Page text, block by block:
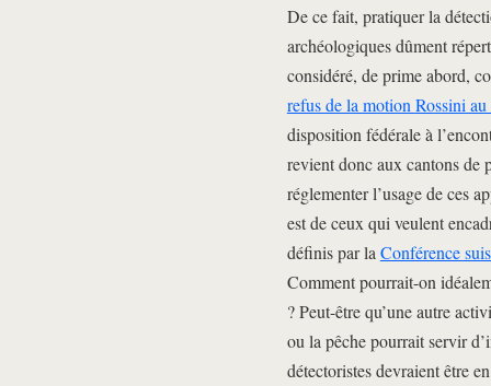
De ce fait, pratiquer la
archéologiques dûment
considéré, de prime abord,
refus de la motion Rossini
disposition fédérale à
revient donc aux cantons de
réglementer l’usage de ces
est de ceux qui veulent
définis par la Conférence
Comment pourrait-on
? Peut-être qu’une autre
ou la pêche pourrait servir
détectoristes devraient être